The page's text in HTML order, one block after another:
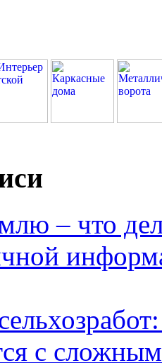
– что
с